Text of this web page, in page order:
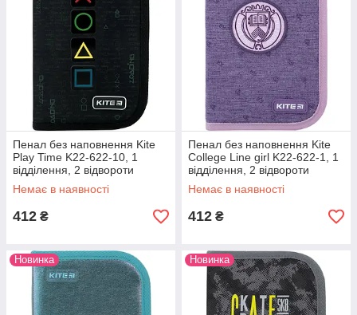
Пенал без наповнення Kite
Play Time K22-622-10, 1
відділення, 2 відвороти
Немає в наявності
412 ₴
Пенал без наповнення Kite
College Line girl K22-622-1, 1
відділення, 2 відвороти
Немає в наявності
412 ₴
Новинка Новинка